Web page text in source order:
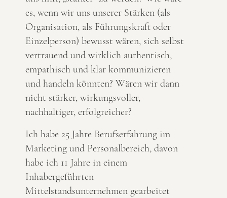
es, wenn wir uns unserer Stärken (als
Organisation, als Führungskraft oder
Einzelperson) bewusst wären, sich selbst
vertrauend und wirklich authentisch,
empathisch und klar kommunizieren
und handeln könnten? Wären wir dann
nicht stärker, wirkungsvoller,
nachhaltiger, erfolgreicher?
Ich habe 25 Jahre Berufserfahrung im
Marketing und Personalbereich, davon
habe ich 11 Jahre in einem
Inhabergeführten
Mittelstandsunternehmen gearbeitet